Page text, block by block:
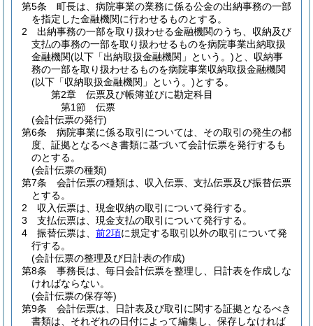
第5条
町長は、病院事業の業務に係る公金の出納事務の一部
を指定した金融機関に行わせるものとする。
2
出納事務の一部を取り扱わせる金融機関のうち、収納及び
支払の事務の一部を取り扱わせるものを病院事業出納取扱
金融機関(以下「出納取扱金融機関」という。)と、収納事
務の一部を取り扱わせるものを病院事業収納取扱金融機関
(以下「収納取扱金融機関」という。)とする。
第2章
伝票及び帳簿並びに勘定科目
第1節
伝票
(会計伝票の発行)
第6条
病院事業に係る取引については、その取引の発生の都
度、証拠となるべき書類に基づいて会計伝票を発行するも
のとする。
(会計伝票の種類)
第7条
会計伝票の種類は、収入伝票、支払伝票及び振替伝票
とする。
2
収入伝票は、現金収納の取引について発行する。
3
支払伝票は、現金支払の取引について発行する。
4
振替伝票は、 前2項に規定する取引以外の取引について発
行する。
(会計伝票の整理及び日計表の作成)
第8条
事務長は、毎日会計伝票を整理し、日計表を作成しな
ければならない。
(会計伝票の保存等)
第9条
会計伝票は、日計表及び取引に関する証拠となるべき
書類は、それぞれの日付によって編集し、保存しなければ